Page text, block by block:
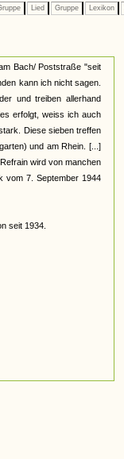
Lied Gruppe Lexikon
Bach/ Poststraße "seit
kann ich nicht sagen.
und treiben allerhand
erfolgt, weiss ich auch
Diese sieben treffen
und am Rhein. [...]
wird von manchen
vom 7. September 1944
seit 1934.